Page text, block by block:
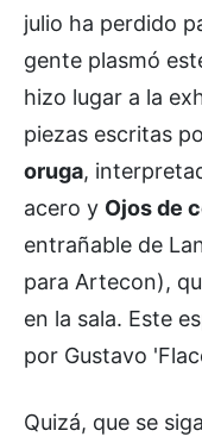
julio ha perdido
gente plasmó
hizo lugar a la
piezas escritas
oruga,
acero y Ojos de
entrañable de
para Artecon),
en la sala. Este
por Gustavo
Quizá, que se